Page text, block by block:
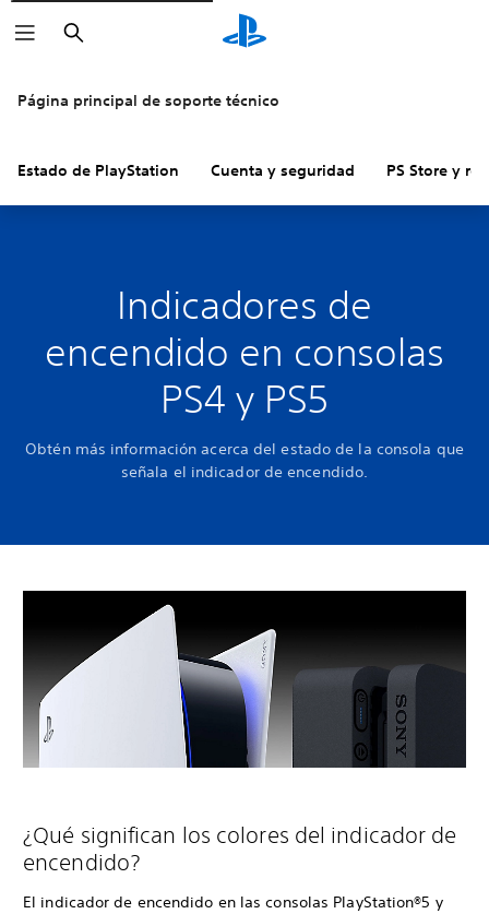
Buscar
Página principal de soporte técnico
Estado de PlayStation Cuenta y seguridad PS Store y
Indicadores de
encendido en consolas
PS4 y PS5
Obtén más información acerca del estado de la consola que
señala el indicador de encendido.
¿Qué significan los colores del indicador de
encendido?
El indicador de encendido en las consolas PlayStation®5 y